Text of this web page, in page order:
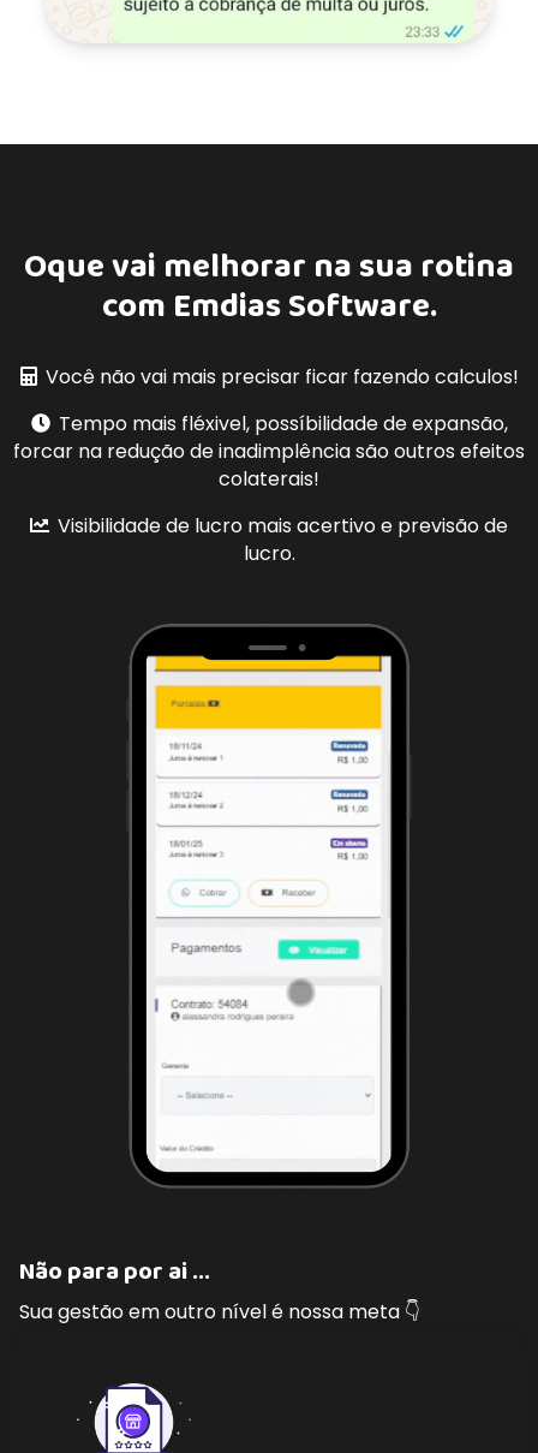
Oque vai melhorar na sua rotina
comEmdias Software.
Você não vai mais precisar ficar fazendo calculos!
Tempo mais fléxivel, possíbilidade de expansão,
forcar na redução de inadimplência são outros efeitos
colaterais!
Visibilidade de lucro mais acertivo e previsão de
lucro.
Não para por ai ...
Sua gestão em outro nível é nossa meta 👇